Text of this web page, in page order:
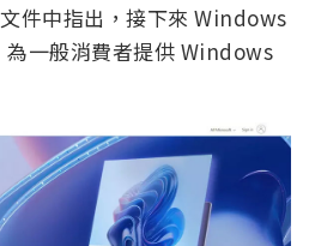
件中指出，接下來 Windows
為一般消費者提供 Windows